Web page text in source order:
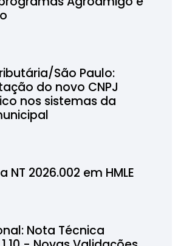
São Paulo:
do novo CNPJ
nos sistemas da
2026.002 em HMLE
Nota Técnica